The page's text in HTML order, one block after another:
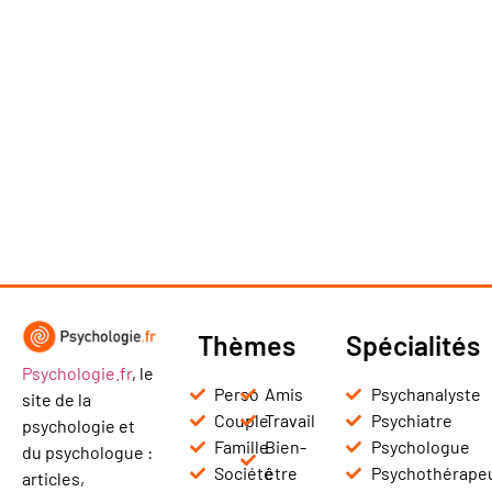
Psychologie.fr, le
site de la
psychologie et
du psychologue :
articles,
Thèmes
Perso
Couple
Famille
Société
Amis
Travail
Bien-
être
Spécialités
Psychanalyste
Psychiatre
Psychologue